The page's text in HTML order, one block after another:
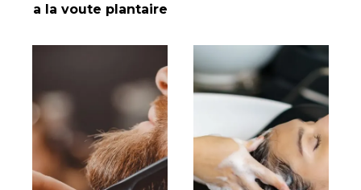
a la voute plantaire